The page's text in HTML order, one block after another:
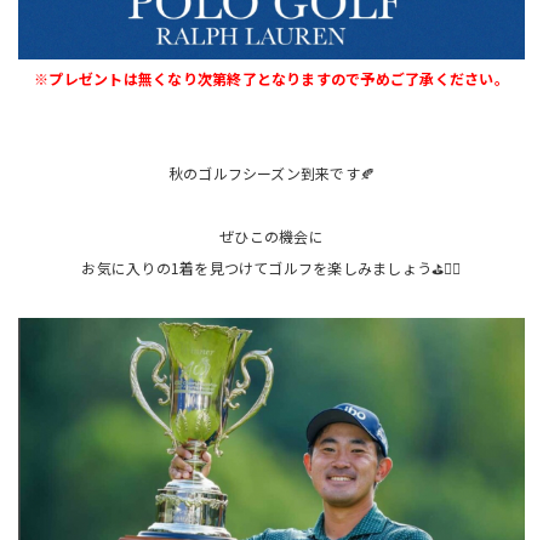
※プレゼントは無くなり次第終了となりますので予めご了承ください。
秋のゴルフシーズン到来です🍂
ぜひこの機会に
お気に入りの1着を見つけてゴルフを楽しみましょう⛳️🏌️‍♂️